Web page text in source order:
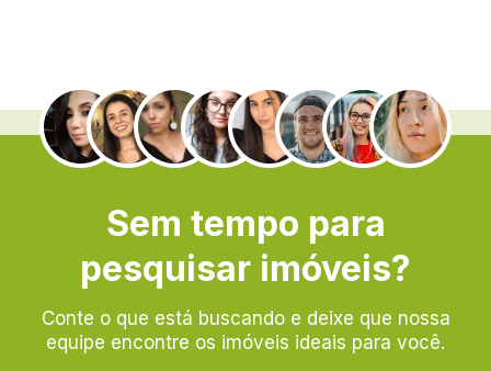
.
Sem tempo para
pesquisar imóveis?
Conte o que está buscando e deixe que nossa
equipe encontre os imóveis ideais para você.